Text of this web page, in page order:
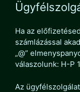
Ha az
számlázással
„@”
válaszolunk: H-P
Az